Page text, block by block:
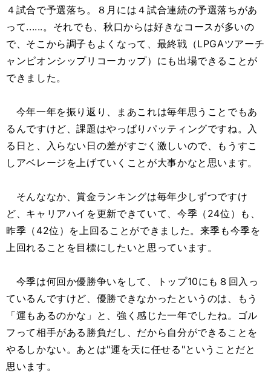
４試合で予選落ち。８月には４試合連続の予選落ちがあ
って......。それでも、秋口からは好きなコースが多いの
で、そこから調子もよくなって、最終戦（LPGAツアーチ
ャンピオンシップリコーカップ）にも出場できることが
できました。
今年一年を振り返り、まあこれは毎年思うことでもあ
るんですけど、課題はやっぱりパッティングですね。入
る日と、入らない日の差がすごく激しいので、もうすこ
しアベレージを上げていくことが大事かなと思います。
そんななか、賞金ランキングは毎年少しずつですけ
ど、キャリアハイを更新できていて、今季（24位）も、
昨季（42位）を上回ることができました。来季も今季を
上回れることを目標にしたいと思っています。
今季は何回か優勝争いをして、トップ10にも８回入っ
ているんですけど、優勝できなかったというのは、もう
「運もあるのかな」と、強く感じた一年でしたね。ゴル
フって相手がある勝負だし、だから自分ができることを
やるしかない。あとは"運を天に任せる"ということだと
思います。